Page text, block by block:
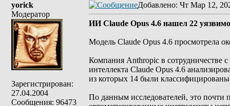
yorick
Модератор
Зарегистрирован:
27.04.2004
Сообщения: 96473
Добавлено: Чт Мар 12,
ИИ Claude Opus 4.6 нашел 22
Модель Claude Opus 4.6 просмотрела
Компания Anthropic в сотрудничестве
интеллекта Claude Opus 4.6
из которых 14 были
По данным исследователей, это почти